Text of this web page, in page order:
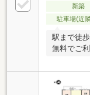
新築
駐車場(近
駅まで徒
無料でご